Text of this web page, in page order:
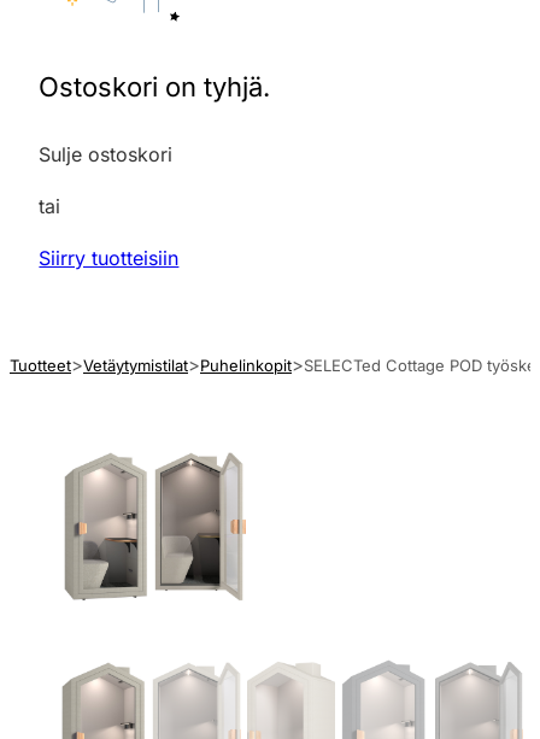
Ostoskori on tyhjä.
Sulje ostoskori
tai
Siirry tuotteisiin
Tuotteet Vetäytymistilat Puhelinkopit SELECTed Cottage POD